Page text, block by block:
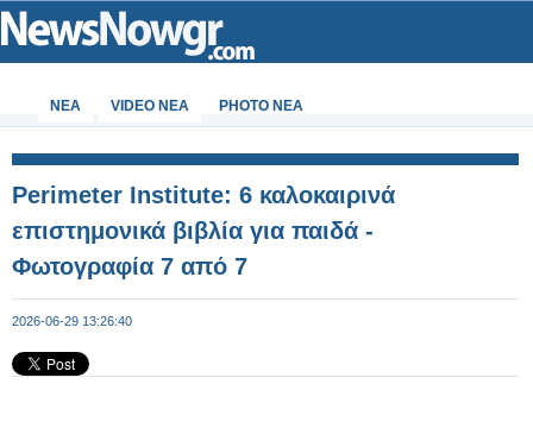
ΝΕΑ VIDEO NEA PHOTO NEA
Perimeter Institute: 6 καλοκαιρινά
επιστημονικά βιβλία για παιδά -
Φωτογραφία 7 από 7
2026-06-29 13:26:40